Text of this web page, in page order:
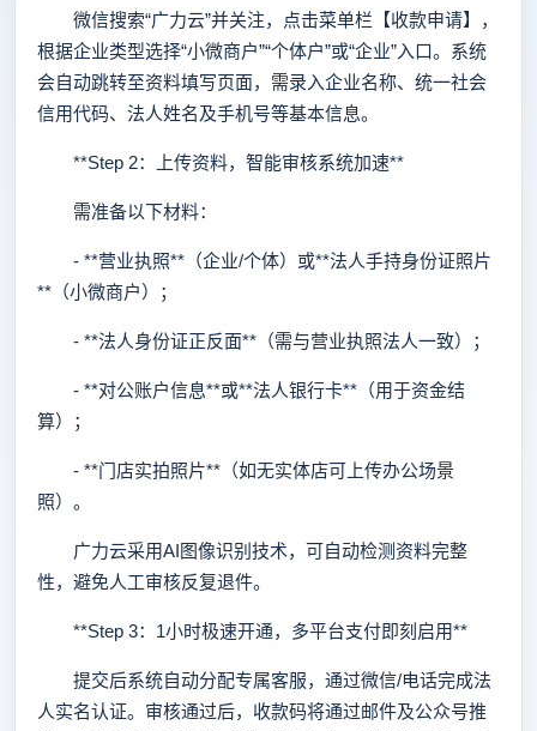
微信搜索“广力云”并关注，点击菜单栏【收款申请】，
根据企业类型选择“小微商户”“个体户”或“企业”入口。系统
会自动跳转至资料填写页面，需录入企业名称、统一社会
信用代码、法人姓名及手机号等基本信息。
**Step 2：上传资料，智能审核系统加速**
需准备以下材料：
- **营业执照**（企业/个体）或**法人手持身份证照片
**（小微商户）；
- **法人身份证正反面**（需与营业执照法人一致）；
- **对公账户信息**或**法人银行卡**（用于资金结
算）；
- **门店实拍照片**（如无实体店可上传办公场景
照）。
广力云采用AI图像识别技术，可自动检测资料完整
性，避免人工审核反复退件。
**Step 3：1小时极速开通，多平台支付即刻启用**
提交后系统自动分配专属客服，通过微信/电话完成法
人实名认证。审核通过后，收款码将通过邮件及公众号推